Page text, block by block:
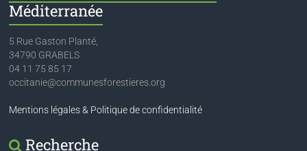
Méditerranée
5 Rue Gaston Planté,
34790 GRABELS
04 11 75 85 17
occitanie@communesforestieres.org
Mentions légales & Politique de confidentialité
Recherche